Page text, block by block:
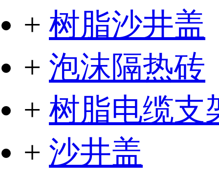
+ 树脂沙井盖
+ 泡沫隔热砖
+ 树脂电缆支
+ 沙井盖